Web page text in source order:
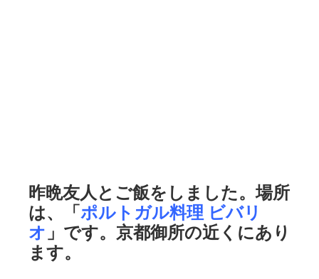
昨晩友人とご飯をしました。場所
は、「ポルトガル料理 ビバリ
オ 」です。京都御所の近くにあり
ます。